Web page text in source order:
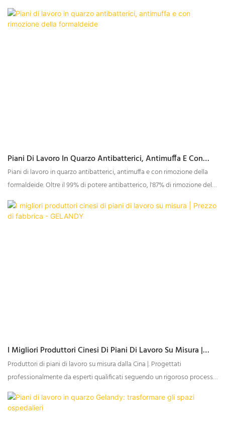
contribuire a migliorare la circolazione, garantendo un sonno notturno
più confortevole.
Piani Di Lavoro In Quarzo Antibatterici, Antimuffa E Con
Rimozione Della Formaldeide
Piani di lavoro in quarzo antibatterici, antimuffa e con rimozione della
formaldeide. Oltre il 99% di potere antibatterico, l'87% di rimozione della
formaldeide. Funzione antivirale contro l'influenza. Antibatterici,
antimuffa e con rimozione della formaldeide.
I Migliori Produttori Cinesi Di Piani Di Lavoro Su Misura |
Prezzo Di Fabbrica - GELANDY
Produttori di piani di lavoro su misura dalla Cina |. Progettati
professionalmente da esperti qualificati seguendo un rigoroso processo
di progettazione.